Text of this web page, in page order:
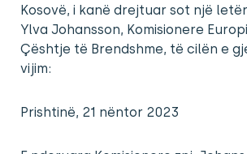
Kosovë, i kanë drejtuar sot një
Ylva Johansson, Komisionere
Çështje të Brendshme, të cilën e
vijim:
Prishtinë, 21 nëntor 2023